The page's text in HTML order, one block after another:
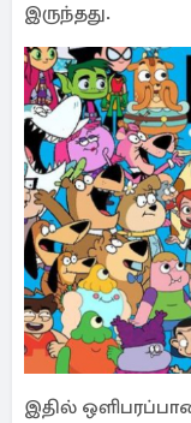
இருந்தது.
இதில்